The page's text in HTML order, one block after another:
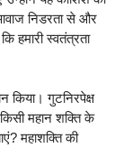
निडरता से और
हमारी स्वतंत्रता
किया। गुटनिरपेक्ष
महान शक्ति के
महाशक्ति की